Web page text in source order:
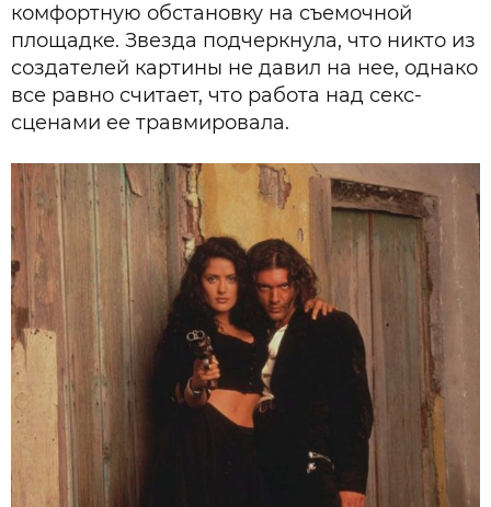
комфортную обстановку на съемочной
площадке. Звезда подчеркнула, что никто из
создателей картины не давил на нее, однако
все равно считает, что работа над секс-
сценами ее травмировала.